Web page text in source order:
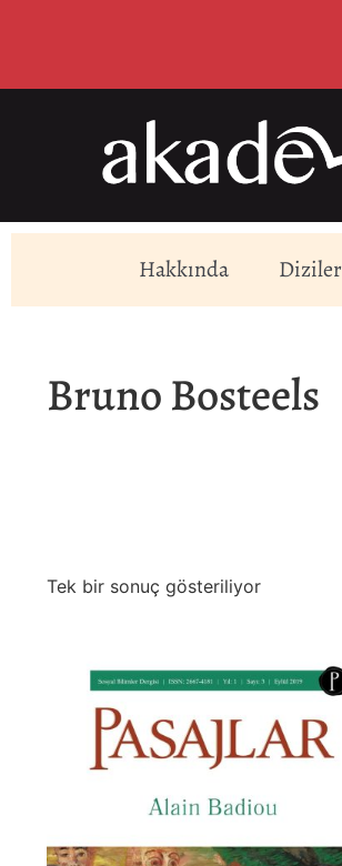
Hakkında Diziler
Bruno Bosteels
Tek bir sonuç gösteriliyor